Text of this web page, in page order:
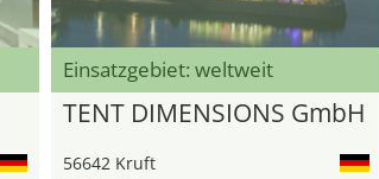
Einsatzgebiet: weltweit
TENT DIMENSIONS GmbH
56642 Kruft